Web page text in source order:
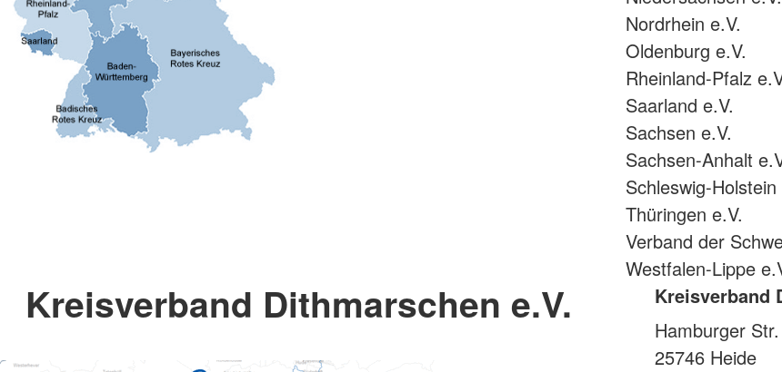
Nordrhein e.V.
Oldenburg e.V.
Rheinland-Pfalz
Saarland e.V.
Sachsen e.V.
Sachsen-Anhalt
Schleswig-Holstein
Thüringen e.V.
Verband der
Westfalen-Lippe
Kreisverband Dithmarschen e.V.
Kreisverband
Hamburger
25746 Heide